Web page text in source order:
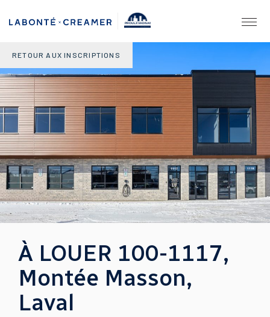
PROULX VADNAIS
RETOUR AUX INSCRIPTIONS
À LOUER 100-1117,
Montée Masson,
Laval